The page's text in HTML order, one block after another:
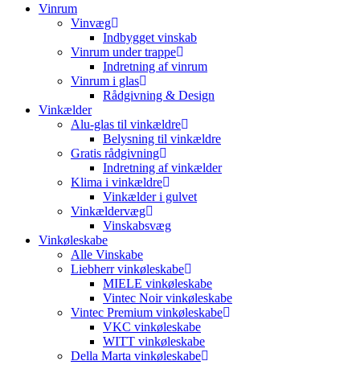
Vinrum
Vinvæg
Indbygget vinskab
Vinrum under trappe
Indretning af vinrum
Vinrum i glas
Rådgivning & Design
Vinkælder
Alu-glas til vinkældre
Belysning til vinkældre
Gratis rådgivning
Indretning af vinkælder
Klima i vinkældre
Vinkælder i gulvet
Vinkældervæg
Vinskabsvæg
Vinkøleskabe
Alle Vinskabe
Liebherr vinkøleskabe
MIELE vinkøleskabe
Vintec Noir vinkøleskabe
Vintec Premium vinkøleskabe
VKC vinkøleskabe
WITT vinkøleskabe
Della Marta vinkøleskabe